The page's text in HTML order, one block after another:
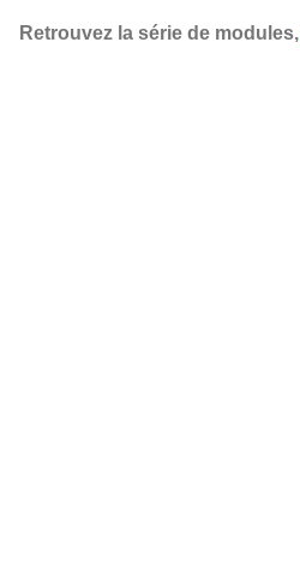
Retrouvez la série de modules,